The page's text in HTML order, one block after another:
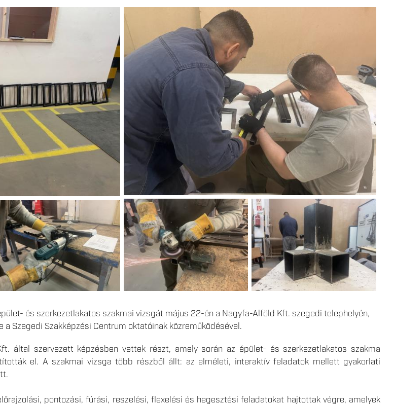
és szerkezetlakatos szakmai vizsgát május 22-én a Nagyfa-Alföld Kft. szegedi telephelyén,
Szegedi Szakképzési Centrum oktatóinak közreműködésével.
által szervezett képzésben vettek részt, amely során az épület- és szerkezetlakatos szakma
el. A szakmai vizsga több részből állt: az elméleti, interaktív feladatok mellett gyakorlati
pontozási, fúrási, reszelési, flexelési és hegesztési feladatokat hajtottak végre, amelyek